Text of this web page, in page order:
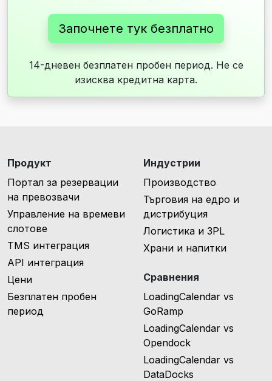
Започнете тук безплатно
14-дневен безплатен пробен период. Не се
изисква кредитна карта.
Продукт
Портал за резервации
на превозвачи
Управление на времеви
слотове
TMS интеграция
API интеграция
Цени
Безплатен пробен
период
Индустрии
Производство
Търговия на едро и
дистрибуция
Логистика и 3PL
Храни и напитки
Сравнения
LoadingCalendar vs
GoRamp
LoadingCalendar vs
Opendock
LoadingCalendar vs
DataDocks